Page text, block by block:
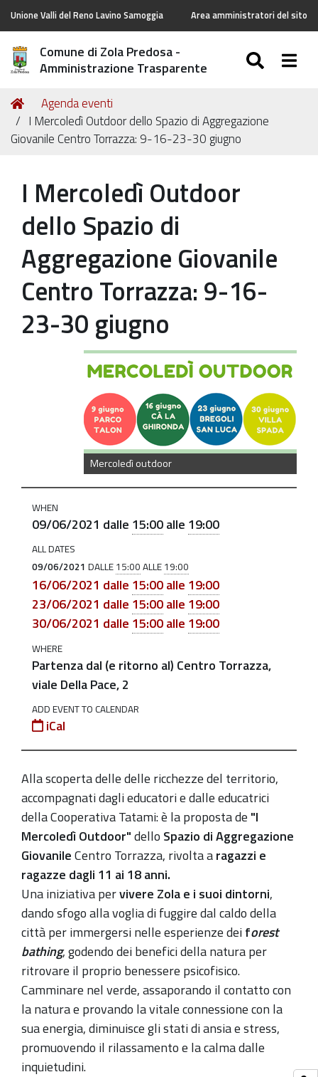
Unione Valli del Reno Lavino Samoggia Area amministratori del sito
Comune di Zola Predosa -
Amministrazione Trasparente
Tu
sei
qui:
Home
Agenda eventi
I Mercoledì Outdoor dello Spazio di Aggregazione
Giovanile Centro Torrazza: 9-16-23-30 giugno
I Mercoledì Outdoor
dello Spazio di
Aggregazione Giovanile
Centro Torrazza: 9-16-
23-30 giugno
Mercoledì outdoor
https://old.comune.zolapredosa.bo.it/events/i-
aggregazione-
giovanile-
centro-
torrazza-
9-
16-
23-
30-
giugno
Mercoledì
Outdoor
dello
Spazio
di
Giovanile
Centro
Torrazza:
9-
16-
23-
30
giugno
2021-
06-
09T15:00:00+02:00
2021-
06-
09T19:00:00+02:00
WHEN
09/06/2021 dalle 15:00alle 19:00
ALL DATES
09/06/2021 DALLE 15:00 ALLE 19:00
16/06/2021 dalle 15:00alle 19:00
23/06/2021 dalle 15:00alle 19:00
30/06/2021 dalle 15:00alle 19:00
WHERE
Partenza dal (e ritorno al) Centro Torrazza,
viale Della Pace, 2
ADD EVENT TO CALENDAR
iCal
Alla scoperta delle delle ricchezze del territorio,
accompagnati dagli educatori e dalle educatrici
della Cooperativa Tatami: è la proposta de "I
Mercoledì Outdoor"dello Spazio di Aggregazione
GiovanileCentro Torrazza, rivolta aragazzi e
ragazze dagli 11 ai 18 anni.
Una iniziativa pervivere Zola e i suoi dintorni,
dando sfogo alla voglia di fuggire dal caldo della
città per immergersi nelle esperienze deiforest
bathing, godendo dei benefici della natura per
ritrovare il proprio benessere psicofisico.
Camminare nel verde, assaporando il contatto con
la natura e provando la vitale connessione con la
sua energia, diminuisce gli stati di ansia e stress,
promuovendo il rilassamento e la calma dalle
inquietudini.